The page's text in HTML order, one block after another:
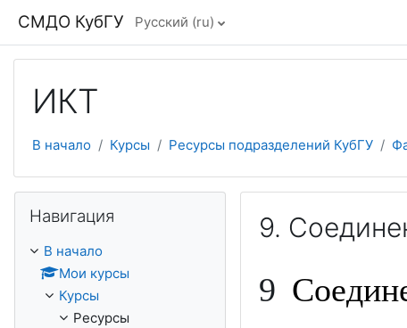
СМДО КубГУ Русский ‎(ru)‎
ИКТ
В начало Курсы Ресурсы подразделений КубГУ
9.
9
Навигация
В начало
Мои курсы
Курсы
Ресурсы